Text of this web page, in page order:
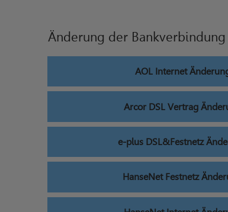
Änderung der
AOL Internet
Arcor DSL Vertrag
e-plus DSL&Festnetz
HanseNet Festnetz